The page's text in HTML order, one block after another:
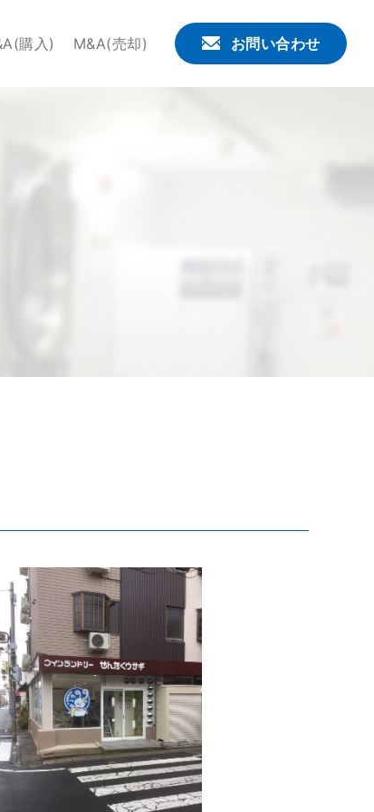
くウサギチェーンでは、これからコインランドリ
購入) M&A(売却) お問い合わせ